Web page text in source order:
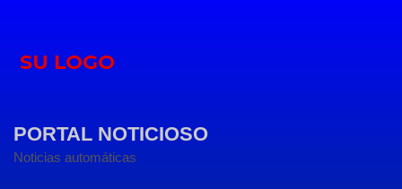
PORTAL NOTICIOSO
Noticias automáticas